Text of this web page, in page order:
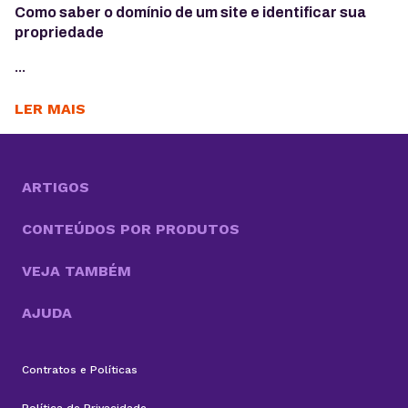
Como saber o domínio de um site e identificar sua
propriedade
...
LER MAIS
ARTIGOS
CONTEÚDOS POR PRODUTOS
VEJA TAMBÉM
AJUDA
Contratos e Políticas